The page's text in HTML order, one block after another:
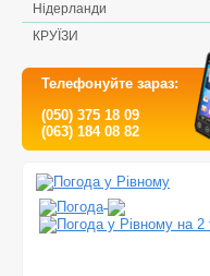
Нідерланди
КРУЇЗИ
Телефонуйте зараз:
(050) 375 18 09
(063) 184 08 82